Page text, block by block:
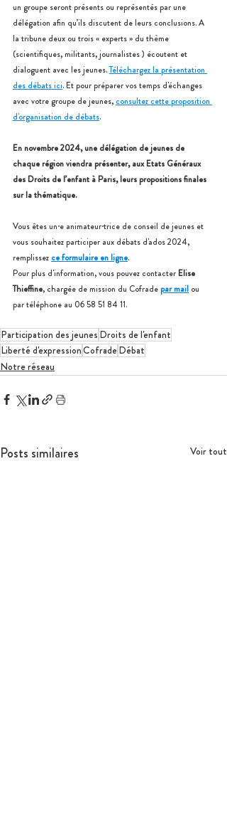
un groupe seront présents ou représentés par une
délégation afin qu’ils discutent de leurs conclusions. A
la tribune deux ou trois « experts » du thème
(scientifiques, militants, journalistes ) écoutent et
dialoguent avec les jeunes. Téléchargez la présentation
des débats ici. Et pour préparer vos temps d'échanges
avec votre groupe de jeunes, consultez cette proposition
d'organisation de débats.
En novembre 2024, une délégation de jeunes de
chaque région viendra présenter, aux Etats Généraux
des Droits de l’enfant à Paris, leurs propositions finales
sur la thématique.
Vous êtes un·e animateur·trice de conseil de jeunes et
vous souhaitez participer aux débats d'ados 2024,
remplissez ce formulaire en ligne.
Pour plus d'information, vous pouvez contacter Elise
Thieffine, chargée de mission du Cofrade par mail ou
par téléphone au 06 58 51 84 11.
Participation des jeunes Droits de l'enfant
Liberté d'expressionCofradeDébat
Notre réseau
Posts similaires Voir tout